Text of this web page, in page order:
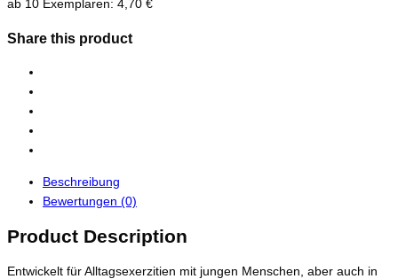
ab 10 Exemplaren: 4,70 €
Share this product
Beschreibung
Bewertungen (0)
Product Description
Entwickelt für Alltagsexerzitien mit jungen Menschen, aber auch in